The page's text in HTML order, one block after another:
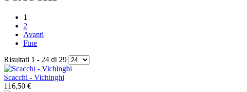
1
2
Avanti
Fine
Risultati 1 - 24 di 29
Scacchi - Vichinghi
116,50 €